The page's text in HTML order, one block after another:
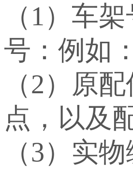
（1）车
号：例如
（2）原
点，以及
（3）实